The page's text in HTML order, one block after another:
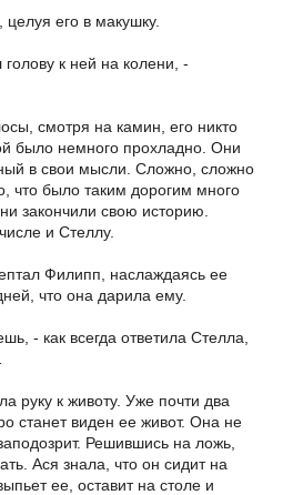
его в макушку.
к ней на колени, -
смотря на камин, его никто
было немного прохладно. Они
в свои мысли. Сложно, сложно
что было таким дорогим много
закончили свою историю.
и Стеллу.
Филипп, наслаждаясь ее
что она дарила ему.
- как всегда ответила Стелла,
руку к животу. Уже почти два
станет виден ее живот. Она не
Решившись на ложь,
Ася знала, что он сидит на
ее, оставит на столе и